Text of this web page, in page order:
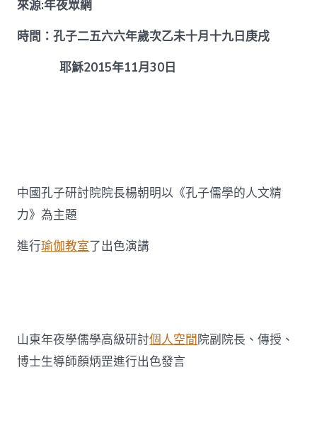
道
孔
子
儒
來源:年夜眾網
時間：孔子二五六六年歲次乙未十月十九日庚戌
耶穌2015年11月30日
中國孔子研討院院長楊朝明以《孔子儒學的人文精
力》為主題
進行瑜伽教室了出色演講
山東年夜學儒學高級研討個人空間 院副院長、傳授、
博士生導師顏炳罡進行出色發言